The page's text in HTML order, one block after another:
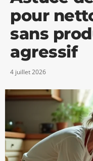
pour
sans
agressif
4 juillet 2026